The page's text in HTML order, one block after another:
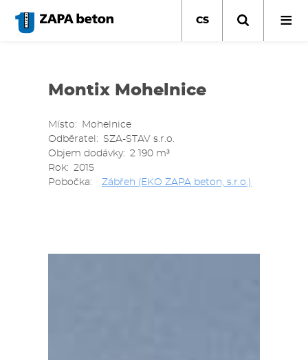
hlavnímu
CS
Montix Mohelnice
Místo
Mohelnice
Odběratel
SZA-STAV s.r.o.
Objem dodávky
2 190 m³
Rok
2015
Pobočka
Zábřeh (EKO ZAPA beton, s.r.o.)